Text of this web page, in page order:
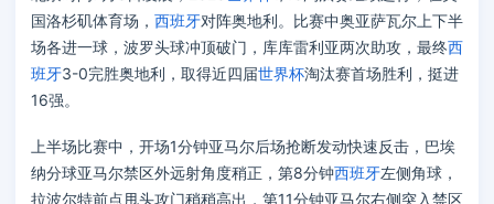
国洛杉矶体育场， 西班牙对阵奥地利。比赛中奥亚萨瓦尔上下半
场各进一球，波罗头球冲顶破门，库库雷利亚两次助攻，最终西
班牙3-0完胜奥地利，取得近四届世界杯淘汰赛首场胜利，挺进
16强。
上半场比赛中，开场1分钟亚马尔后场抢断发动快速反击，巴埃
纳分球亚马尔禁区外远射角度稍正，第8分钟西班牙左侧角球，
拉波尔特前点甩头攻门稍稍高出，第11分钟亚马尔右侧突入禁区